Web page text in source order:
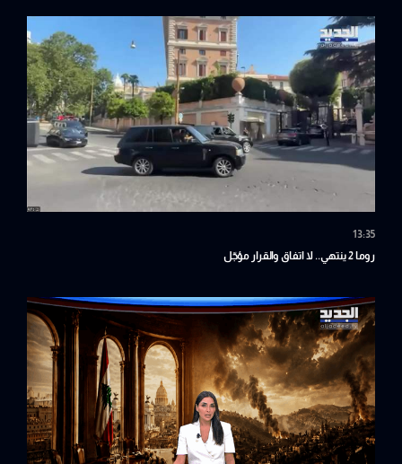
13:35
روما 2 ينتهي.. لا اتفاق والقرار مؤجّل